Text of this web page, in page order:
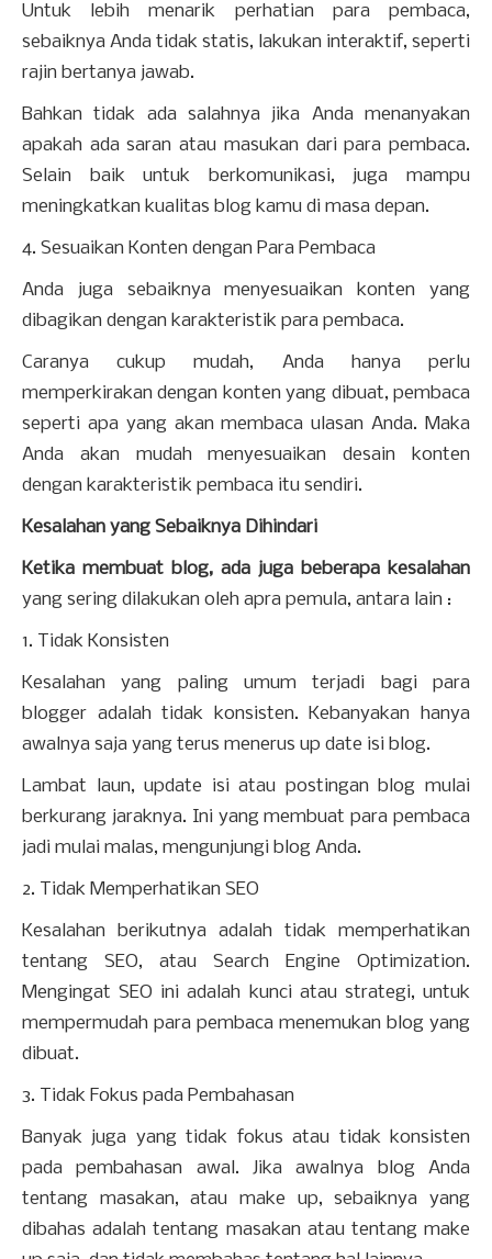
Untuk lebih menarik perhatian para pembaca,
sebaiknya Anda tidak statis, lakukan interaktif, seperti
rajin bertanya jawab.
Bahkan tidak ada salahnya jika Anda menanyakan
apakah ada saran atau masukan dari para pembaca.
Selain baik untuk berkomunikasi, juga mampu
meningkatkan kualitas blog kamu di masa depan.
4. Sesuaikan Konten dengan Para Pembaca
Anda juga sebaiknya menyesuaikan konten yang
dibagikan dengan karakteristik para pembaca.
Caranya cukup mudah, Anda hanya perlu
memperkirakan dengan konten yang dibuat, pembaca
seperti apa yang akan membaca ulasan Anda. Maka
Anda akan mudah menyesuaikan desain konten
dengan karakteristik pembaca itu sendiri.
Kesalahan yang Sebaiknya Dihindari
Ketika membuat blog, ada juga beberapa kesalahan
yang sering dilakukan oleh apra pemula, antara lain :
1. Tidak Konsisten
Kesalahan yang paling umum terjadi bagi para
blogger adalah tidak konsisten. Kebanyakan hanya
awalnya saja yang terus menerus up date isi blog.
Lambat laun, update isi atau postingan blog mulai
berkurang jaraknya. Ini yang membuat para pembaca
jadi mulai malas, mengunjungi blog Anda.
2. Tidak Memperhatikan SEO
Kesalahan berikutnya adalah tidak memperhatikan
tentang SEO, atau Search Engine Optimization.
Mengingat SEO ini adalah kunci atau strategi, untuk
mempermudah para pembaca menemukan blog yang
dibuat.
3. Tidak Fokus pada Pembahasan
Banyak juga yang tidak fokus atau tidak konsisten
pada pembahasan awal. Jika awalnya blog Anda
tentang masakan, atau make up, sebaiknya yang
dibahas adalah tentang masakan atau tentang make